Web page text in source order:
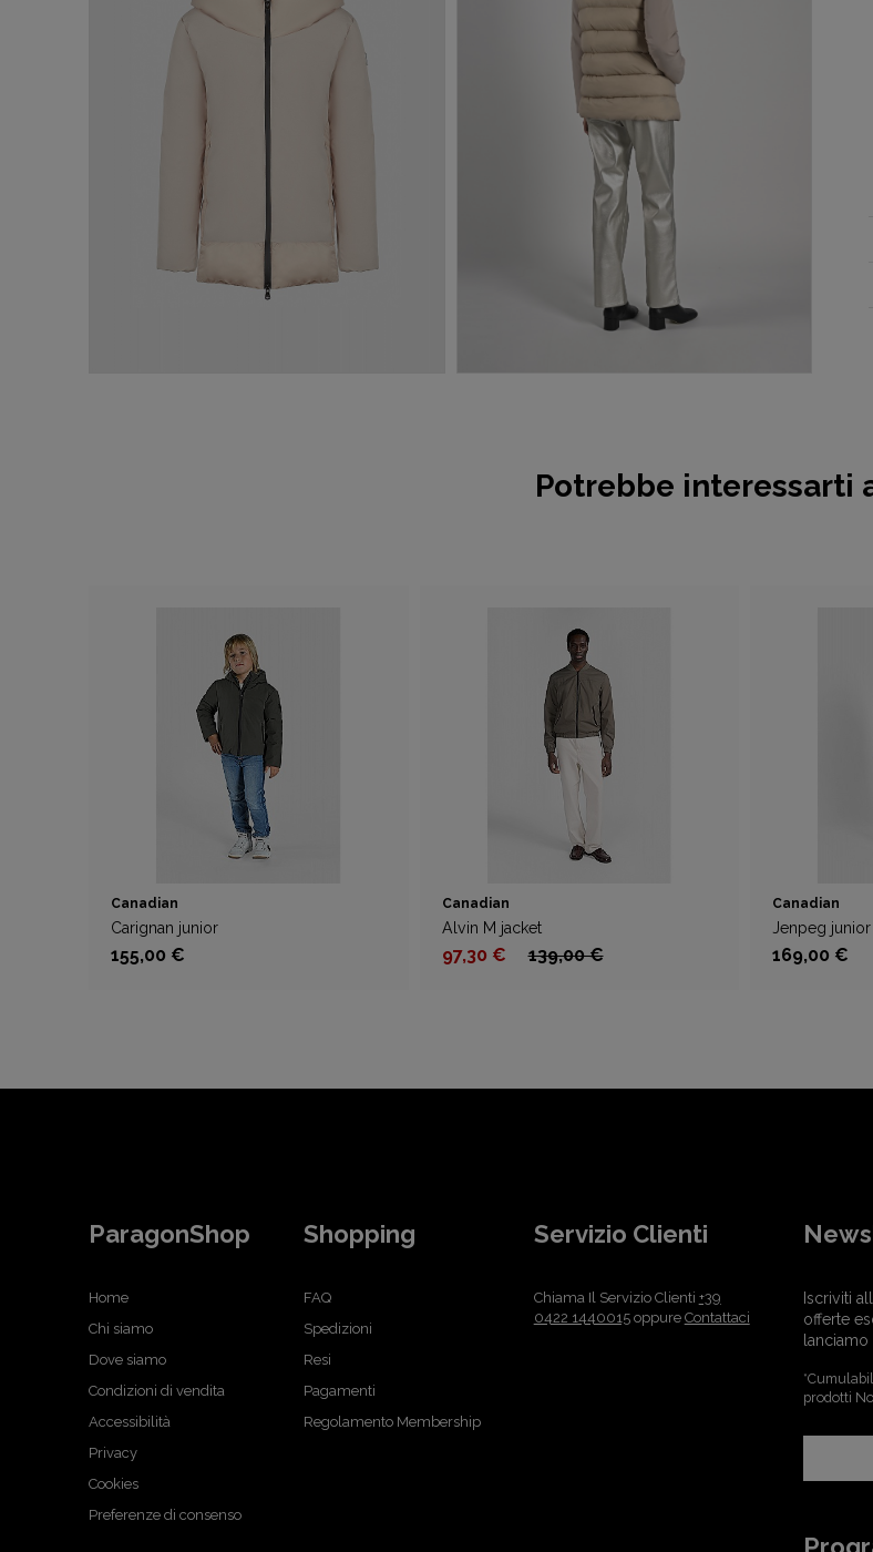
Potrebbe interessarti
Canadian
Carignan junior
155,00 €
Canadian
Alvin M jacket
97,30 € 139,00 €
Canadian
Jenpeg junior
169,00 €
ParagonShop
Home
Chi siamo
Dove siamo
Condizioni di vendita
Accessibilità
Privacy
Cookies
Preferenze di consenso
Shopping
FAQ
Spedizioni
Resi
Pagamenti
Regolamento Membership
Servizio Clienti
Chiama Il Servizio Clienti +39
0422 1440015oppure Contattaci
Iscriviti
offerte
lanciamo
prodotti